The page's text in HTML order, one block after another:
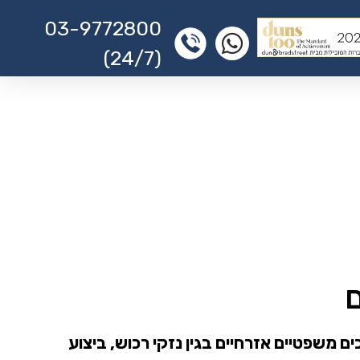
03-9772800
(24/7)
משפטיים אזרחיים בגין נזקי רכוש, ביצוע